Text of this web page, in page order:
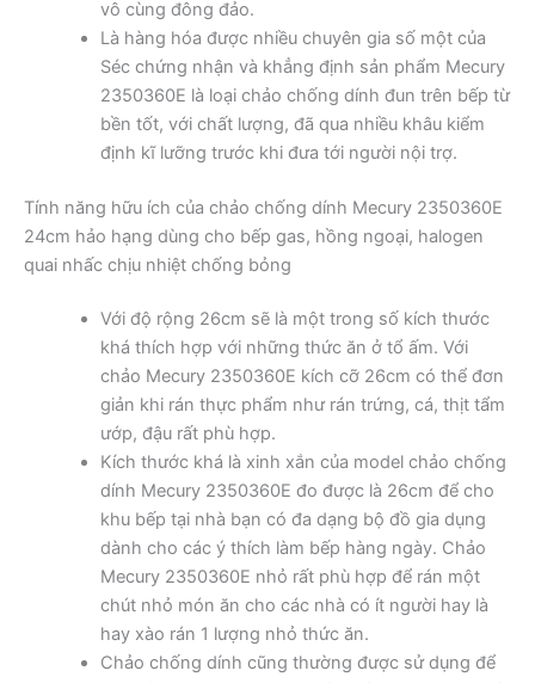
vô cùng đông đảo.
Là hàng hóa được nhiều chuyên gia số một của
Séc chứng nhận và khẳng định sản phẩm Mecury
2350360E là loại chảo chống dính đun trên bếp từ
bền tốt, với chất lượng, đã qua nhiều khâu kiểm
định kĩ lưỡng trước khi đưa tới người nội trợ.
Tính năng hữu ích của chảo chống dính Mecury 2350360E
24cm hảo hạng dùng cho bếp gas, hồng ngoại, halogen
quai nhấc chịu nhiệt chống bỏng
Với độ rộng 26cm sẽ là một trong số kích thước
khá thích hợp với những thức ăn ở tổ ấm. Với
chảo Mecury 2350360E kích cỡ 26cm có thể đơn
giản khi rán thực phẩm như rán trứng, cá, thịt tẩm
ướp, đậu rất phù hợp.
Kích thước khá là xinh xắn của model chảo chống
dính Mecury 2350360E đo được là 26cm để cho
khu bếp tại nhà bạn có đa dạng bộ đồ gia dụng
dành cho các ý thích làm bếp hàng ngày. Chảo
Mecury 2350360E nhỏ rất phù hợp để rán một
chút nhỏ món ăn cho các nhà có ít người hay là
hay xào rán 1 lượng nhỏ thức ăn.
Chảo chống dính cũng thường được sử dụng để